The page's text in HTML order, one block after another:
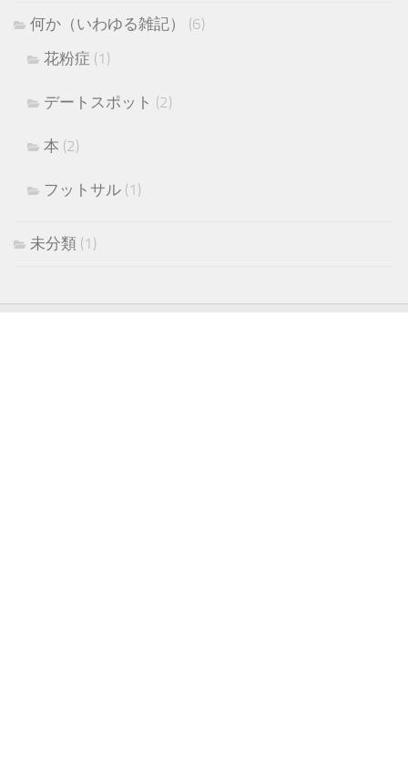
何か（いわゆる雑記）
(6)
花粉症 (1)
デートスポット (2)
本 (2)
フットサル (1)
未分類 (1)